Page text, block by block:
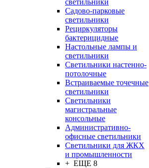
светильники
Садово-парковые
светильники
Рециркуляторы
бактерицидные
Настольные лампы и
светильники
Светильники настенно-
потолочные
Встраиваемые точечные
светильники
Светильники
магистральные
консольные
Административно-
офисные светильники
Светильники для ЖКХ
и промышленности
+ ЕЩЕ 8